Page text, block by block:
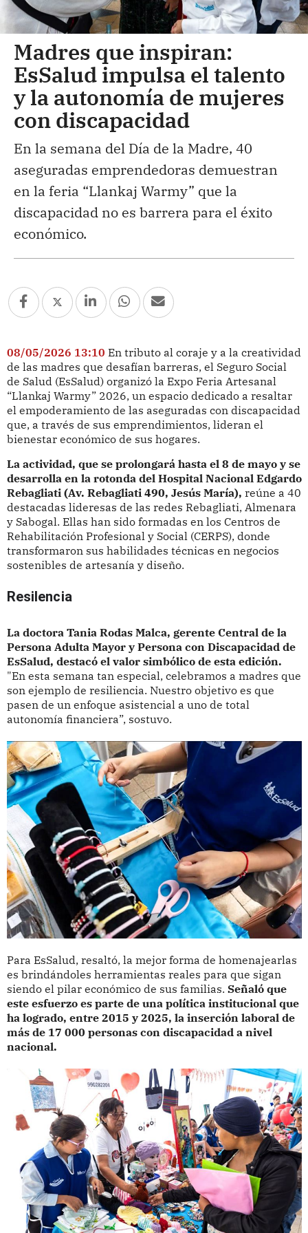
Madres que inspiran:
EsSalud impulsa el talento
y la autonomía de mujeres
con discapacidad
En la semana del Día de la Madre, 40
aseguradas emprendedoras demuestran
en la feria “Llankaj Warmy” que la
discapacidad no es barrera para el éxito
económico.
08/05/2026 13:10 En tributo al coraje y a la creatividad
de las madres que desafían barreras, el Seguro Social
de Salud (EsSalud) organizó la Expo Feria Artesanal
“Llankaj Warmy” 2026, un espacio dedicado a resaltar
el empoderamiento de las aseguradas con discapacidad
que, a través de sus emprendimientos, lideran el
bienestar económico de sus hogares.
La actividad, que se prolongará hasta el 8 de mayo y se
desarrolla en la rotonda del Hospital Nacional Edgardo
Rebagliati (Av. Rebagliati 490, Jesús María), reúne a 40
destacadas lideresas de las redes Rebagliati, Almenara
y Sabogal. Ellas han sido formadas en los Centros de
Rehabilitación Profesional y Social (CERPS), donde
transformaron sus habilidades técnicas en negocios
sostenibles de artesanía y diseño.
Resilencia
La doctora Tania Rodas Malca, gerente Central de la
Persona Adulta Mayor y Persona con Discapacidad de
EsSalud, destacó el valor simbólico de esta edición.
"En esta semana tan especial, celebramos a madres que
son ejemplo de resiliencia. Nuestro objetivo es que
pasen de un enfoque asistencial a uno de total
autonomía financiera”, sostuvo.
Para EsSalud, resaltó, la mejor forma de homenajearlas
es brindándoles herramientas reales para que sigan
siendo el pilar económico de sus familias. Señaló que
este esfuerzo es parte de una política institucional que
ha logrado, entre 2015 y 2025, la inserción laboral de
más de 17 000 personas con discapacidad a nivel
nacional.